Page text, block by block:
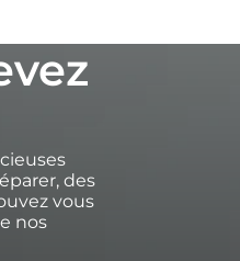
des
vous
nos